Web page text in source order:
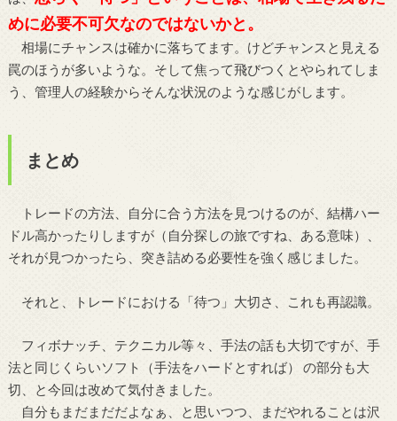
めに必要不可欠なのではないかと。
相場にチャンスは確かに落ちてます。けどチャンスと見える
罠のほうが多いような。そして焦って飛びつくとやられてしま
う、管理人の経験からそんな状況のような感じがします。
まとめ
トレードの方法、自分に合う方法を見つけるのが、結構ハー
ドル高かったりしますが（自分探しの旅ですね、ある意味）、
それが見つかったら、突き詰める必要性を強く感じました。
それと、トレードにおける「待つ」大切さ、これも再認識。
フィボナッチ、テクニカル等々、手法の話も大切ですが、手
法と同じくらいソフト（手法をハードとすれば） の部分も大
切、と今回は改めて気付きました。
自分もまだまだだよなぁ、と思いつつ、まだやれることは沢